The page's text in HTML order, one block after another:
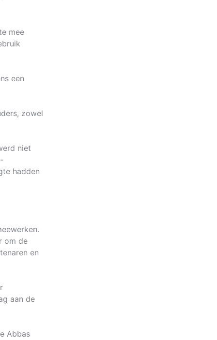
mee
een
zowel
niet
hadden
om de
en
aan de
Abbas